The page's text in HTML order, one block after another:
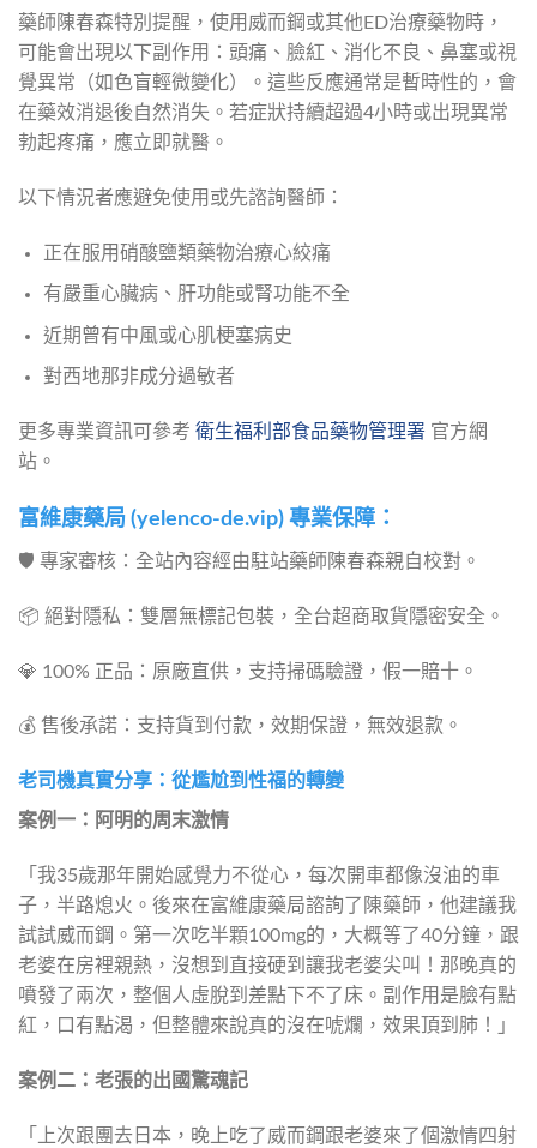
藥師陳春森特別提醒，使用威而鋼或其他ED治療藥物時，
可能會出現以下副作用：頭痛、臉紅、消化不良、鼻塞或視
覺異常（如色盲輕微變化）。這些反應通常是暫時性的，會
在藥效消退後自然消失。若症狀持續超過4小時或出現異常
勃起疼痛，應立即就醫。
以下情況者應避免使用或先諮詢醫師：
正在服用硝酸鹽類藥物治療心絞痛
有嚴重心臟病、肝功能或腎功能不全
近期曾有中風或心肌梗塞病史
對西地那非成分過敏者
更多專業資訊可參考 衛生福利部食品藥物管理署 官方網
站。
富維康藥局 (yelenco-de.vip) 專業保障：
🛡️ 專家審核：全站內容經由駐站藥師陳春森親自校對。
📦 絕對隱私：雙層無標記包裝，全台超商取貨隱密安全。
💎 100% 正品：原廠直供，支持掃碼驗證，假一賠十。
💰 售後承諾：支持貨到付款，效期保證，無效退款。
老司機真實分享：從尷尬到性福的轉變
案例一：阿明的周末激情
「我35歲那年開始感覺力不從心，每次開車都像沒油的車
子，半路熄火。後來在富維康藥局諮詢了陳藥師，他建議我
試試威而鋼。第一次吃半顆100mg的，大概等了40分鐘，跟
老婆在房裡親熱，沒想到直接硬到讓我老婆尖叫！那晚真的
噴發了兩次，整個人虛脫到差點下不了床。副作用是臉有點
紅，口有點渴，但整體來說真的沒在唬爛，效果頂到肺！」
案例二：老張的出國驚魂記
「上次跟團去日本，晚上吃了威而鋼跟老婆來了個激情四射